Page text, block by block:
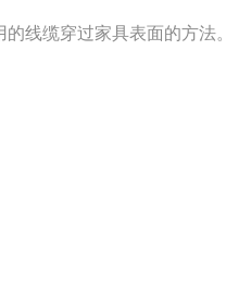
线缆穿过家具表面的方法。